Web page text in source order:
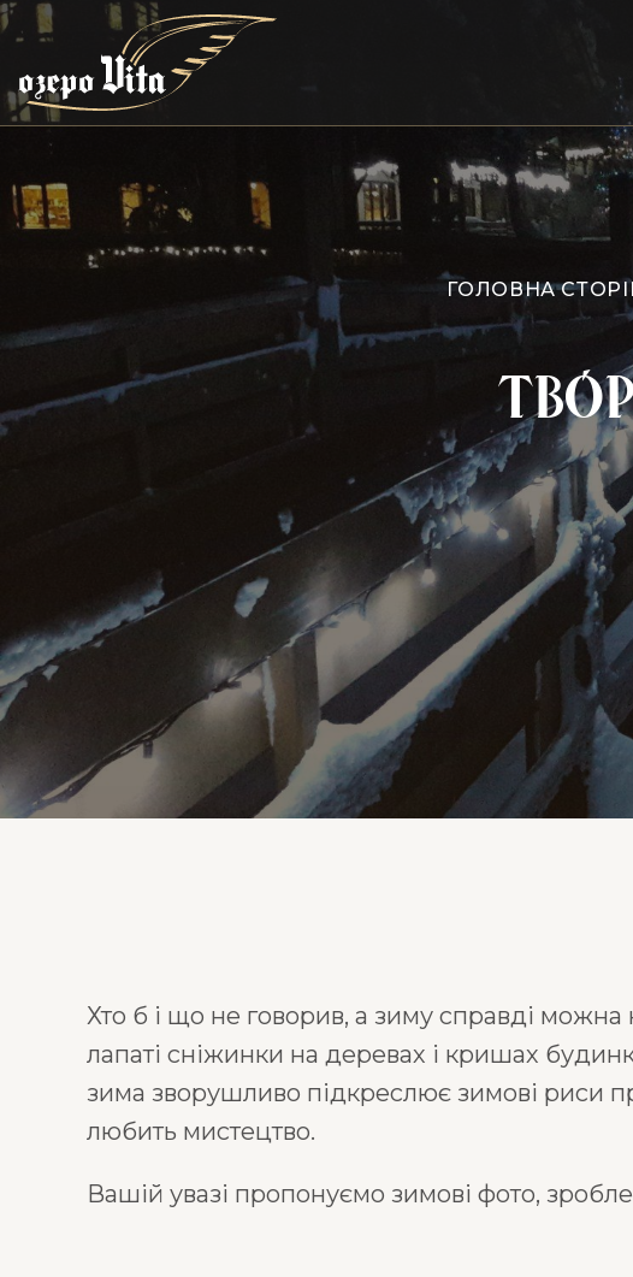
ГОЛОВНА
Хто б і що не говорив, а зиму справді
лапаті сніжинки на деревах і кришах
зима зворушливо підкреслює зимові риси
любить мистецтво.
Вашій увазі пропонуємо зимові фото,